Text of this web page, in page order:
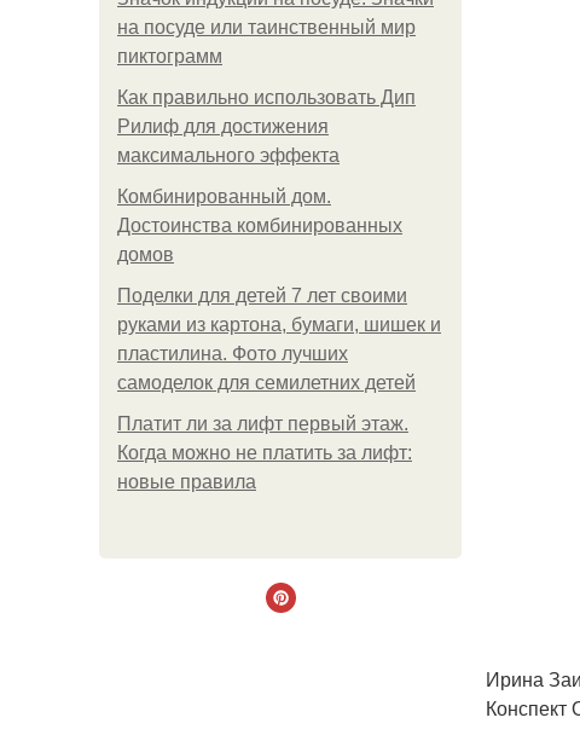
на посуде или таинственный мир
пиктограмм
Как правильно использовать Дип
Рилиф для достижения
максимального эффекта
Комбинированный дом.
Достоинства комбинированных
домов
Поделки для детей 7 лет своими
руками из картона, бумаги, шишек и
пластилина. Фото лучших
самоделок для семилетних детей
Платит ли за лифт первый этаж.
Когда можно не платить за лифт:
новые правила
Ирина